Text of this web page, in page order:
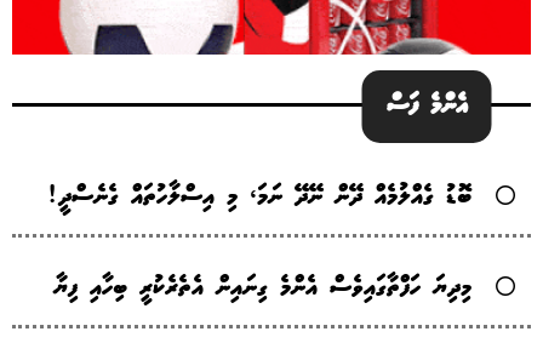
އެންމެ ފަސް
ބޮޑު ގެއްލުމެއް ދޭން ނޭދޭ ނަމަ، މި އިސްލާހުތައް ގެނެސްދީ!
މިދިޔަ ހަފްތާގައިވެސް އެންމެ ގިނައިން އެތެރެކުރީ ބިހާއި ފިޔާ